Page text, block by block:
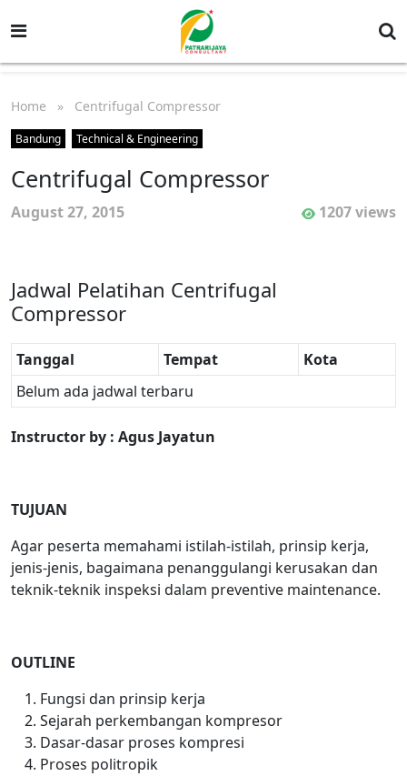
Home » Centrifugal Compressor
Bandung Technical & Engineering
Centrifugal Compressor
August 27, 2015 1207 views
Jadwal Pelatihan Centrifugal
Compressor
Tanggal Tempat
Kota
Belum ada jadwal terbaru
Instructor by : Agus Jayatun
TUJUAN
Agar peserta memahami istilah-istilah, prinsip kerja,
jenis-jenis, bagaimana penanggulangi kerusakan dan
teknik-teknik inspeksi dalam preventive maintenance.
OUTLINE
Fungsi dan prinsip kerja
Sejarah perkembangan kompresor
Dasar-dasar proses kompresi
Proses politropik